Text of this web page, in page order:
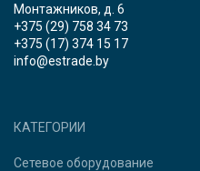
Монтажников, д. 6
+375 (29) 758 34 73
+375 (17) 374 15 17
info@estrade.by
КАТЕГОРИИ
Сетевое оборудование